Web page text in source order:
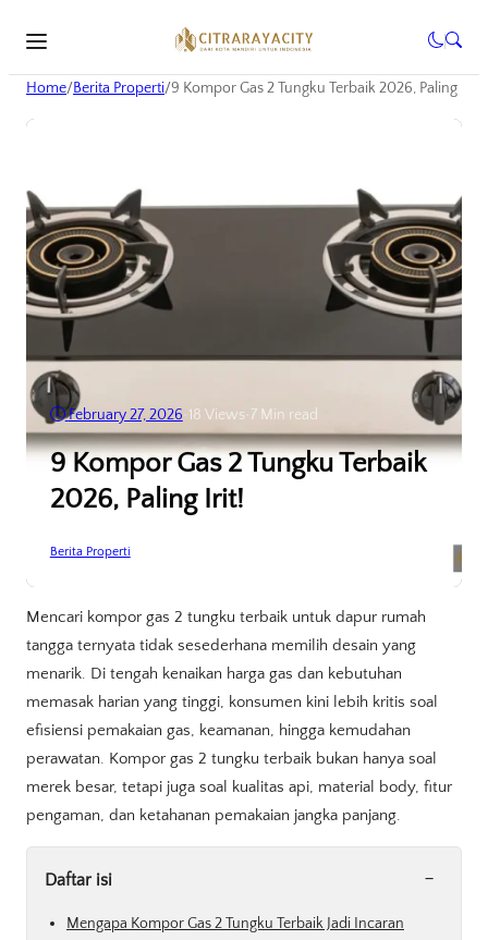
Home/Berita Properti/9 Kompor Gas 2 Tungku Terbaik 2026, Paling Irit!
February 27, 2026 18 Views 7 Min read
9 Kompor Gas 2 Tungku Terbaik
2026, Paling Irit!
Berita Properti
Mencari kompor gas 2 tungku terbaik untuk dapur rumah
tangga ternyata tidak sesederhana memilih desain yang
menarik. Di tengah kenaikan harga gas dan kebutuhan
memasak harian yang tinggi, konsumen kini lebih kritis soal
efisiensi pemakaian gas, keamanan, hingga kemudahan
perawatan. Kompor gas 2 tungku terbaik bukan hanya soal
merek besar, tetapi juga soal kualitas api, material body, fitur
pengaman, dan ketahanan pemakaian jangka panjang.
Daftar isi -
Mengapa Kompor Gas 2 Tungku Terbaik Jadi Incaran